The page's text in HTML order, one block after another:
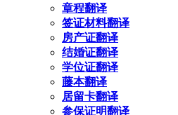
章程翻译
签证材料翻译
房产证翻译
结婚证翻译
学位证翻译
藤本翻译
居留卡翻译
参保证明翻译